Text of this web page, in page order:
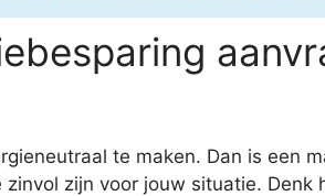
te maken. Dan is een
zijn voor jouw situatie.